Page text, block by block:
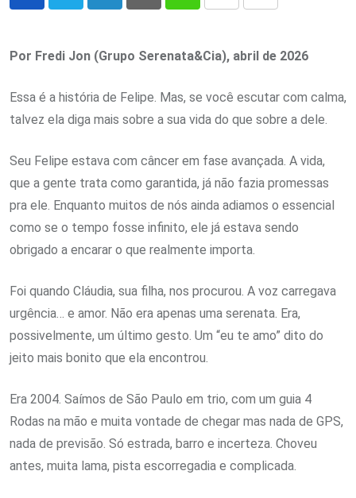
Email
Por Fredi Jon (Grupo Serenata&Cia), abril de 2026
Essa é a história de Felipe. Mas, se você escutar com calma,
talvez ela diga mais sobre a sua vida do que sobre a dele.
Seu Felipe estava com câncer em fase avançada. A vida,
que a gente trata como garantida, já não fazia promessas
pra ele. Enquanto muitos de nós ainda adiamos o essencial
como se o tempo fosse infinito, ele já estava sendo
obrigado a encarar o que realmente importa.
Foi quando Cláudia, sua filha, nos procurou. A voz carregava
urgência… e amor. Não era apenas uma serenata. Era,
possivelmente, um último gesto. Um “eu te amo” dito do
jeito mais bonito que ela encontrou.
Era 2004. Saímos de São Paulo em trio, com um guia 4
Rodas na mão e muita vontade de chegar mas nada de GPS,
nada de previsão. Só estrada, barro e incerteza. Choveu
antes, muita lama, pista escorregadia e complicada.